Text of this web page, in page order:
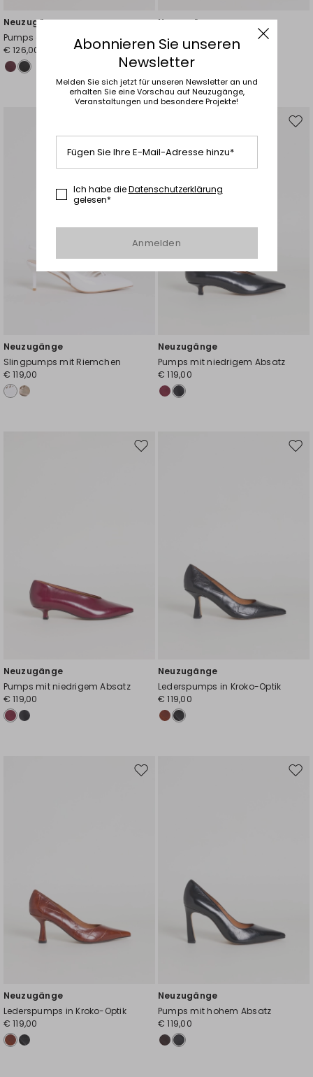
Neuzugänge
Pumps aus Glanzleder
€ 126,00
Neuzugänge
Pumps aus Glanzleder
€ 126,00
die
Wunschliste
Neuzugänge
Slingpumps mit Riemchen
€ 119,00
Auf
Neuzugänge
Pumps mit niedrigem Absatz
€ 119,00
Auf
Neuzugänge
Pumps mit niedrigem Absatz
€ 119,00
Auf
Neuzugänge
Lederspumps in Kroko-Optik
€ 119,00
Auf
Neuzugänge
Lederspumps in Kroko-Optik
€ 119,00
Auf
Neuzugänge
Pumps mit hohem Absatz
€ 119,00
Abonnieren Sie unseren
Newsletter
Melden Sie sich jetzt für unseren Newsletter an und
erhalten Sie eine Vorschau auf Neuzugänge,
Veranstaltungen und besondere Projekte!
Fügen Sie Ihre E-Mail-Adresse hinzu*
Ich habe dieDatenschutzerklärung
gelesen*
Anmelden